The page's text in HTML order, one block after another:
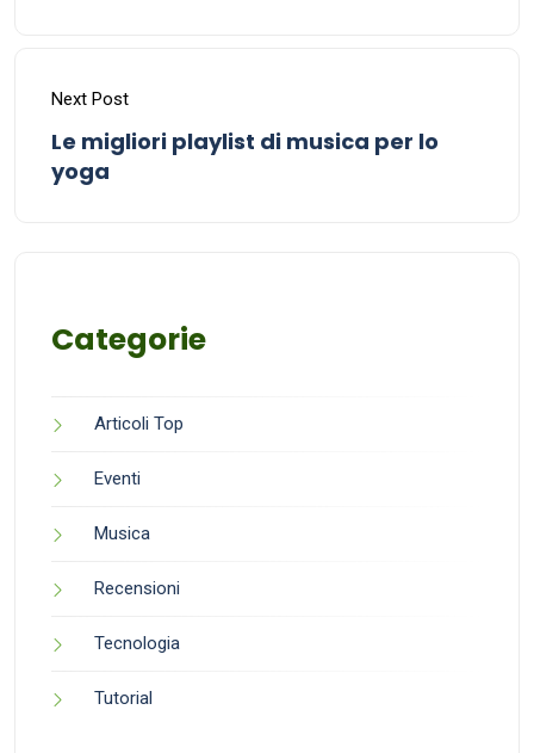
Next Post
Le migliori playlist di musica per lo
yoga
Categorie
Articoli Top
Eventi
Musica
Recensioni
Tecnologia
Tutorial